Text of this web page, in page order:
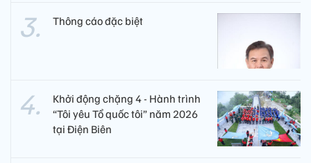
Thông cáo đặc biệt
Khởi động chặng 4 - Hành trình
“Tôi yêu Tổ quốc tôi” năm 2026
tại Điện Biên